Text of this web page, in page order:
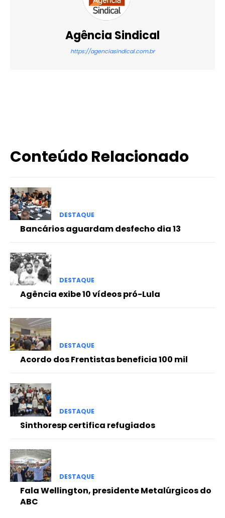
Agência Sindical
https://agenciasindical.com.br
Conteúdo Relacionado
DESTAQUE
Bancários aguardam desfecho dia 13
DESTAQUE
Agência exibe 10 vídeos pró-Lula
DESTAQUE
Acordo dos Frentistas beneficia 100 mil
DESTAQUE
Sinthoresp certifica refugiados
DESTAQUE
Fala Wellington, presidente Metalúrgicos do
ABC